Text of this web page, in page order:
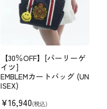
【30％OFF】[パーリーゲ
イツ]
EMBLEMカートバッグ (UN
ISEX)
¥16,940(税込)